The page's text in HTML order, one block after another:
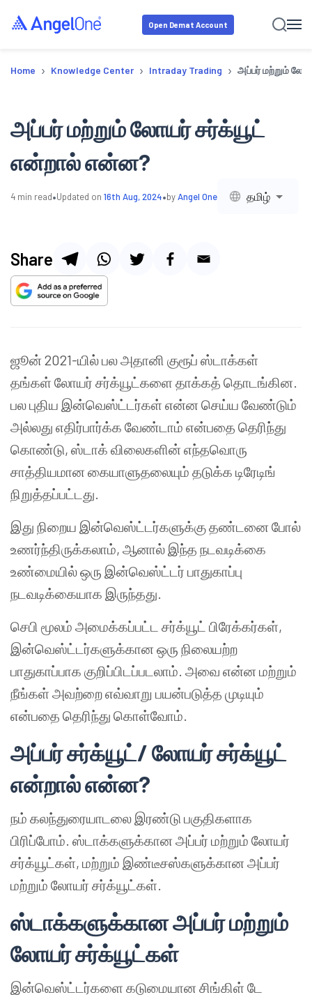
Open Demat Account
Home › Knowledge Center › Intraday Trading › அப்பர் மற்றும்
அப்பர் மற்றும் லோயர் சர்க்யூட்
என்றால் என்ன?
4 min read•Updated on 16th Aug, 2024•byAngel One தமிழ்
Share
ஜூன் 2021-யில் பல அதானி குரூப் ஸ்டாக்கள்
தங்கள் லோயர் சர்க்யூட்களை தாக்கத் தொடங்கின.
பல புதிய இன்வெஸ்ட்டர்கள் என்ன செய்ய வேண்டும்
அல்லது எதிர்பார்க்க வேண்டாம் என்பதை தெரிந்து
கொண்டு, ஸ்டாக் விலைகளின் எந்தவொரு
சாத்தியமான கையாளுதலையும் தடுக்க டிரேடிங்
நிறுத்தப்பட்டது.
இது நிறைய இன்வெஸ்ட்டர்களுக்கு தண்டனை போல்
உணர்ந்திருக்கலாம், ஆனால் இந்த நடவடிக்கை
உண்மையில் ஒரு இன்வெஸ்ட்டர் பாதுகாப்பு
நடவடிக்கையாக இருந்தது.
செபி மூலம் அமைக்கப்பட்ட சர்க்யூட் பிரேக்கர்கள்,
இன்வெஸ்ட்டர்களுக்கான ஒரு நிலையற்ற
பாதுகாப்பாக குறிப்பிடப்படலாம். அவை என்ன மற்றும்
நீங்கள் அவற்றை எவ்வாறு பயன்படுத்த முடியும்
என்பதை தெரிந்து கொள்வோம்.
அப்பர் சர்க்யூட்/ லோயர் சர்க்யூட்
என்றால் என்ன?
நம் கலந்துரையாடலை இரண்டு பகுதிகளாக
பிரிப்போம். ஸ்டாக்களுக்கான அப்பர் மற்றும் லோயர்
சர்க்யூட்கள், மற்றும் இண்டீசஸ்களுக்கான அப்பர்
மற்றும் லோயர் சர்க்யூட்கள்.
ஸ்டாக்களுக்கான அப்பர் மற்றும்
லோயர் சர்க்யூட்கள்
இன்வெஸ்ட்டர்களை கடுமையான சிங்கிள் டே